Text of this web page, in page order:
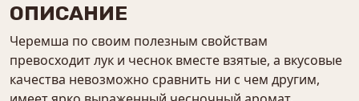
ОПИСАНИЕ
Черемша по своим полезным свойствам
превосходит лук и чеснок вместе взятые, а вкусовые
качества невозможно сравнить ни с чем другим,